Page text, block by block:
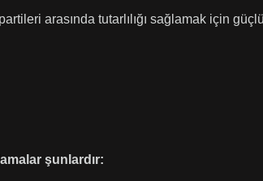
arasında tutarlılığı sağlamak için
şunlardır: